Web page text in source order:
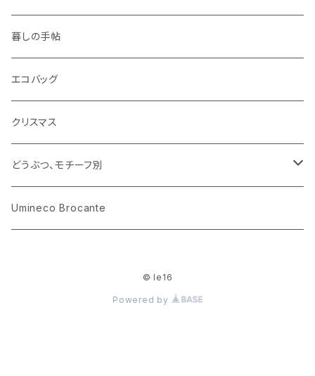
ピノキオ
ミニチュア、ドールハウス
古レコード
古せっけん
ラッピングペーパー、壁紙
紙
布地
ガラス
花びん
小物入れ
陶磁器
カップアンドソーサー
プレート
木製品
ホーロー
メタル
暮しの手帖
エコバッグ
クリスマス
どうぶつ、モチーフ別
くま、ベア
Umineco Brocante
© le16
Powered by